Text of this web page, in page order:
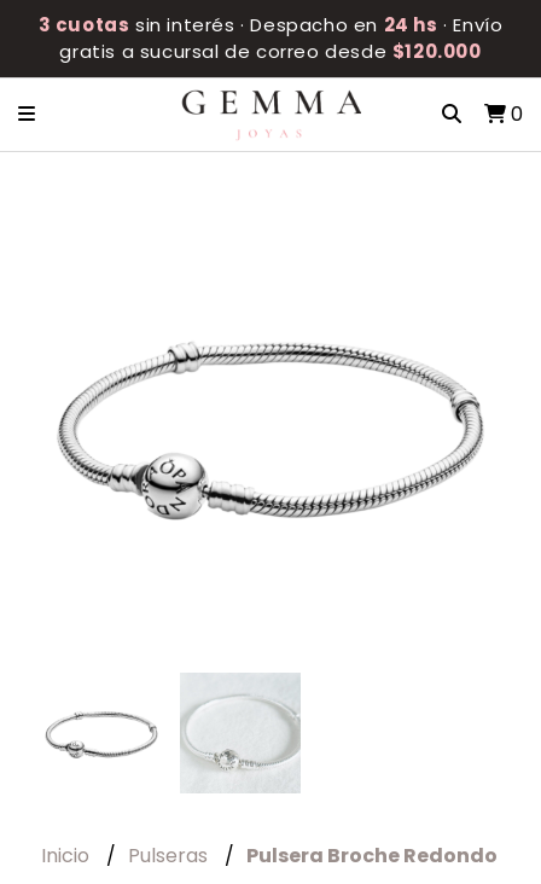
3 cuotas sin interés · Despacho en 24 hs · Envío
gratis a sucursal de correo desde $120.000
0
Inicio Pulseras Pulsera Broche Redondo